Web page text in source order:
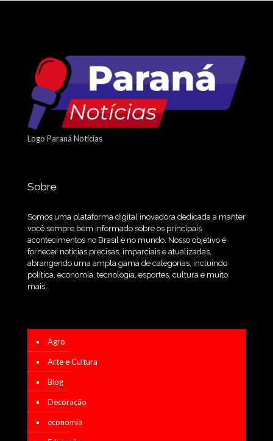
Logo Paraná Notícias
Sobre
Somos uma plataforma digital inovadora dedicada a manter
você sempre bem informado sobre os principais
acontecimentos no Brasil e no mundo. Nosso objetivo é
fornecer notícias precisas, imparciais e atualizadas,
abrangendo uma ampla gama de categorias, incluindo
política, economia, tecnologia, esportes, cultura e muito
mais.
Agro
Arte e Cultura
Blog
Decoração
economia